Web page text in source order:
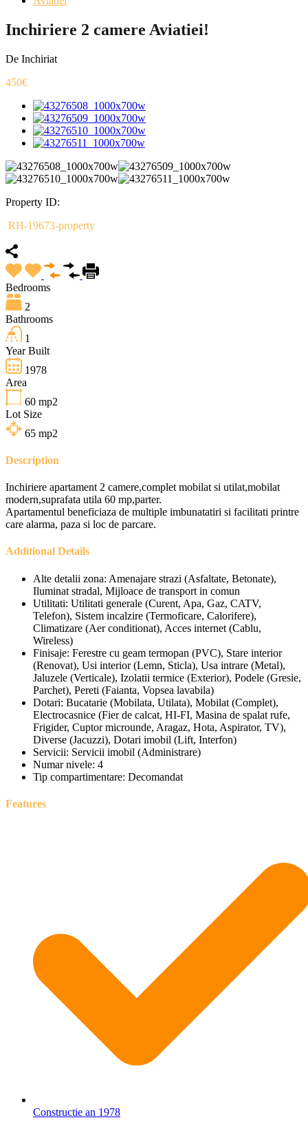
Inchiriere 2 camere Aviatiei!
De Inchiriat
450€
Property ID:
RH-19673-property
Bedrooms
2
Bathrooms
1
Year Built
1978
Area
60 mp2
Lot Size
65 mp2
Description
Inchiriere apartament 2 camere,complet mobilat si utilat,mobilat
modern,suprafata utila 60 mp,parter.
Apartamentul beneficiaza de multiple imbunatatiri si facilitati printre
care alarma, paza si loc de parcare.
Additional Details
Alte detalii zona: Amenajare strazi (Asfaltate, Betonate),
Iluminat stradal, Mijloace de transport in comun
Utilitati: Utilitati generale (Curent, Apa, Gaz, CATV,
Telefon), Sistem incalzire (Termoficare, Calorifere),
Climatizare (Aer conditionat), Acces internet (Cablu,
Wireless)
Finisaje: Ferestre cu geam termopan (PVC), Stare interior
(Renovat), Usi interior (Lemn, Sticla), Usa intrare (Metal),
Jaluzele (Verticale), Izolatii termice (Exterior), Podele (Gresie,
Parchet), Pereti (Faianta, Vopsea lavabila)
Dotari: Bucatarie (Mobilata, Utilata), Mobilat (Complet),
Electrocasnice (Fier de calcat, HI-FI, Masina de spalat rufe,
Frigider, Cuptor microunde, Aragaz, Hota, Aspirator, TV),
Diverse (Jacuzzi), Dotari imobil (Lift, Interfon)
Servicii: Servicii imobil (Administrare)
Numar nivele: 4
Tip compartimentare: Decomandat
Features
Constructie an 1978